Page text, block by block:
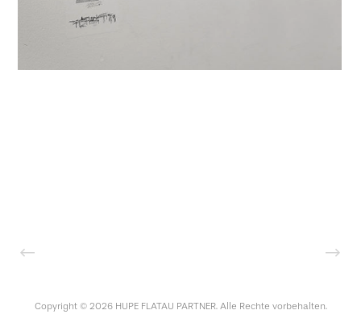
Copyright © 2026 HUPE FLATAU PARTNER. Alle Rechte vorbehalten.